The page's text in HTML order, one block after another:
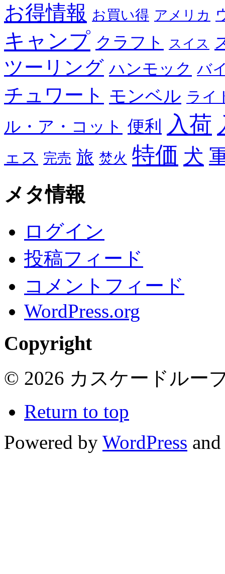
お得情報 お買い得 アメリカ
キャンプ クラフト スイス
ツーリング ハンモック バ
チュワート モンベル ライ
ル・ア・コット 便利 入荷
ェス 完売 旅 焚火 特価 犬
メタ情報
ログイン
投稿フィード
コメントフィード
WordPress.org
Copyright
© 2026 カスケードル
Return to top
Powered by WordPress